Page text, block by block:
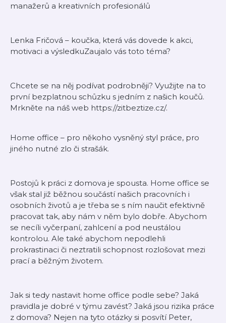
manažerů a kreativních profesionálů
Lenka Fričová – koučka, která vás dovede k akci,
motivaci a výsledkuZaujalo vás toto téma?
Chcete se na něj podívat podrobněji? Využijte na to
první bezplatnou schůzku s jedním z našich koučů.
Mrkněte na náš web https://zitbeztize.cz/.
Home office – pro někoho vysněný styl práce, pro
jiného nutné zlo či strašák.
Postojů k práci z domova je spousta. Home office se
však stal již běžnou součástí našich pracovních i
osobních životů a je třeba se s ním naučit efektivně
pracovat tak, aby nám v něm bylo dobře. Abychom
se necíli vyčerpaní, zahlcení a pod neustálou
kontrolou. Ale také abychom nepodlehli
prokrastinaci či neztratili schopnost rozlošovat mezi
prací a běžným životem.
Jak si tedy nastavit home office podle sebe? Jaká
pravidla je dobré v týmu zavést? Jaká jsou rizika práce
z domova? Nejen na tyto otázky si posvítí Peter,